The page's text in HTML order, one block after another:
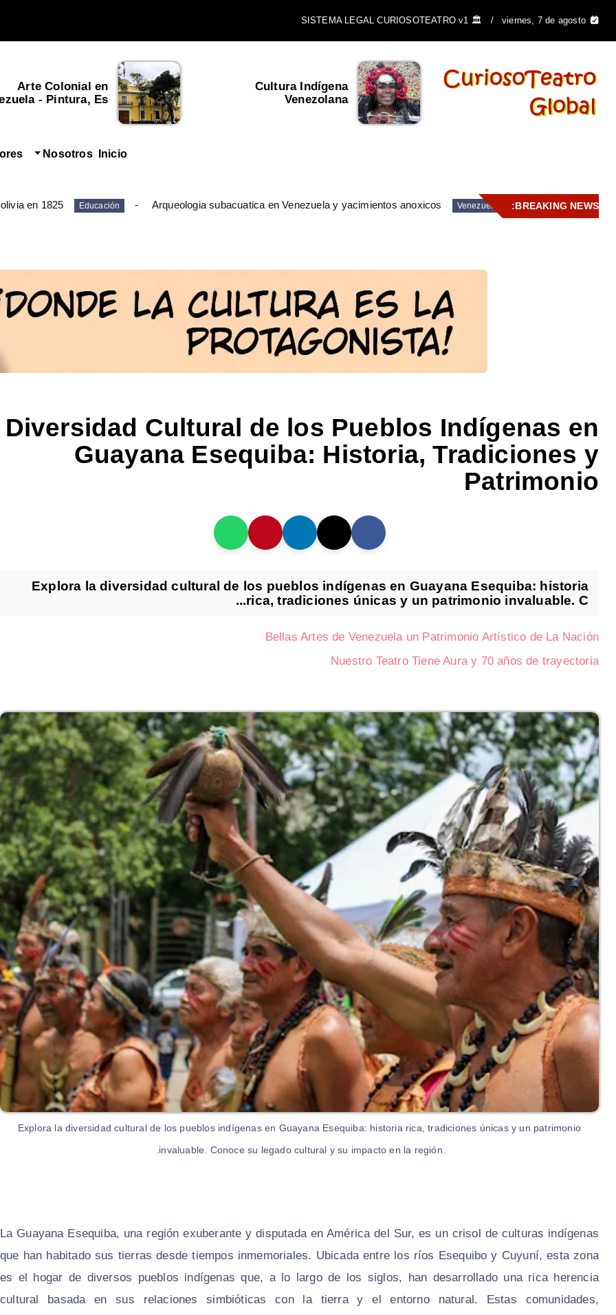
viernes, 7 de agosto
🏛️ SISTEMA LEGAL CURIOSOTEATRO v1
Arte Colonial en
- Pintura, Es...
Cultura Indígena
Venezolana
El Escudo de Venezuela y
su importancia ...
Inicio
Nosotros
BREAKING NEWS:
Venezuela
Arqueologia subacuatica en Venezuela y yacimientos anoxicos
Educación
en 1825
Diversidad Cultural de los Pueblos Indígenas en
Guayana Esequiba: Historia, Tradiciones y
Patrimonio
Explora la diversidad cultural de los pueblos indígenas en Guayana Esequiba: historia
rica, tradiciones únicas y un patrimonio invaluable. C...
Bellas Artes de Venezuela un Patrimonio Artístico de La Nación
Nuestro Teatro Tiene Aura y 70 años de trayectoria
Explora la diversidad cultural de los pueblos indígenas en Guayana Esequiba: historia rica, tradiciones únicas y un patrimonio
invaluable. Conoce su legado cultural y su impacto en la región.
La Guayana Esequiba, una región exuberante y disputada en América del Sur, es un crisol de culturas indígenas
que han habitado sus tierras desde tiempos inmemoriales. Ubicada entre los ríos Esequibo y Cuyuní, esta zona
es el hogar de diversos pueblos indígenas que, a lo largo de los siglos, han desarrollado una rica herencia
cultural basada en sus relaciones simbióticas con la tierra y el entorno natural. Estas comunidades,